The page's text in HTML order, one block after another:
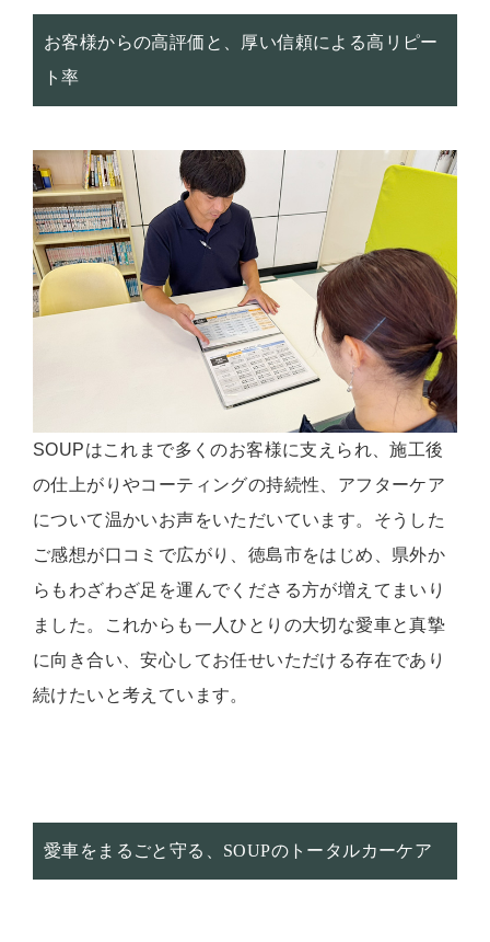
お客様からの高評価と、厚い信頼による高リピー
ト率
SOUPはこれまで多くのお客様に支えられ、施工後
の仕上がりやコーティングの持続性、アフターケア
について温かいお声をいただいています。そうした
ご感想が口コミで広がり、徳島市をはじめ、県外か
らもわざわざ足を運んでくださる方が増えてまいり
ました。これからも一人ひとりの大切な愛車と真摯
に向き合い、安心してお任せいただける存在であり
続けたいと考えています。
愛車をまるごと守る、SOUPのトータルカーケア